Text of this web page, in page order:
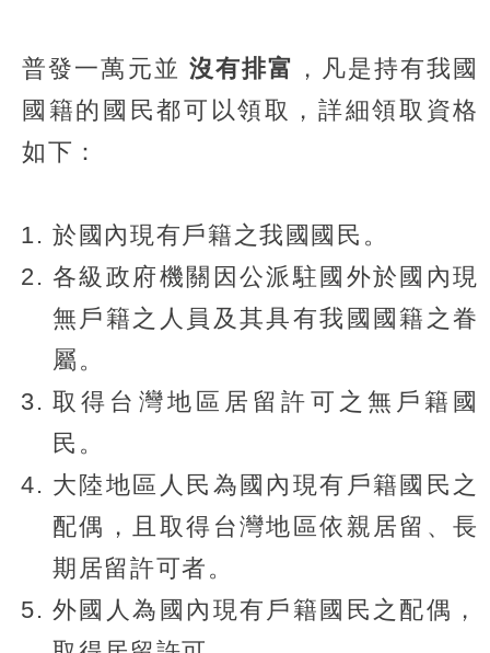
普發一萬元並 沒有排富 ，凡是持有我國
國籍的國民都可以領取，詳細領取資格
如下：
於國內現有戶籍之我國國民。
各級政府機關因公派駐國外於國內現
無戶籍之人員及其具有我國國籍之眷
屬。
取得台灣地區居留許可之無戶籍國
民。
大陸地區人民為國內現有戶籍國民之
配偶，且取得台灣地區依親居留、長
期居留許可者。
外國人為國內現有戶籍國民之配偶，